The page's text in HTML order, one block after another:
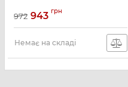
972 943 грн
Немає на складі